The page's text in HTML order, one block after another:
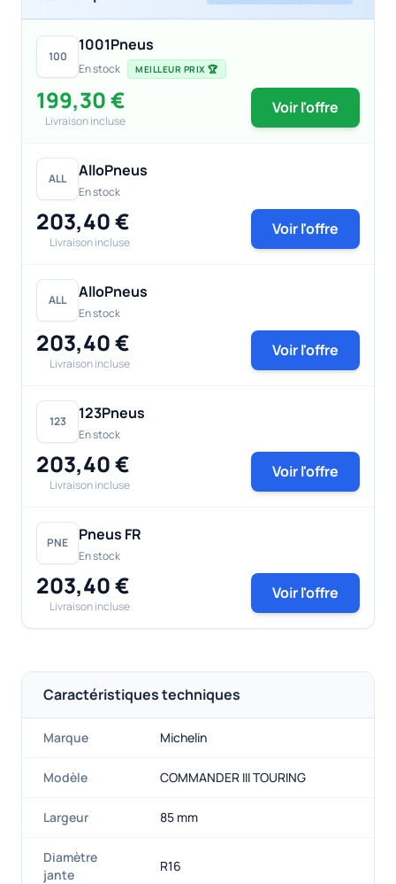
100
1001Pneus
En stock MEILLEUR PRIX 🏆
199,30 €
Livraison incluse
Voir l'offre
ALL AlloPneus
En stock
203,40 €
Livraison incluse
Voir l'offre
ALL AlloPneus
En stock
203,40 €
Livraison incluse
Voir l'offre
123 123Pneus
En stock
203,40 €
Livraison incluse
Voir l'offre
PNE Pneus FR
En stock
203,40 €
Livraison incluse
Voir l'offre
Caractéristiques techniques
Marque Michelin
Modèle COMMANDER III TOURING
Largeur 85 mm
Diamètre
jante
R16